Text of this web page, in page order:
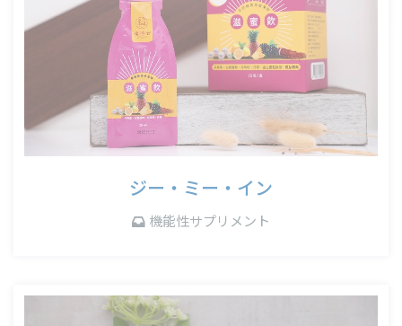
ジー・ミー・イン
機能性サプリメント